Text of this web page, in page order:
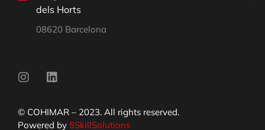
dels Horts
08620 Barcelona
© COHIMAR – 2023. All rights reserved.
Powered by 5SkillSolutions